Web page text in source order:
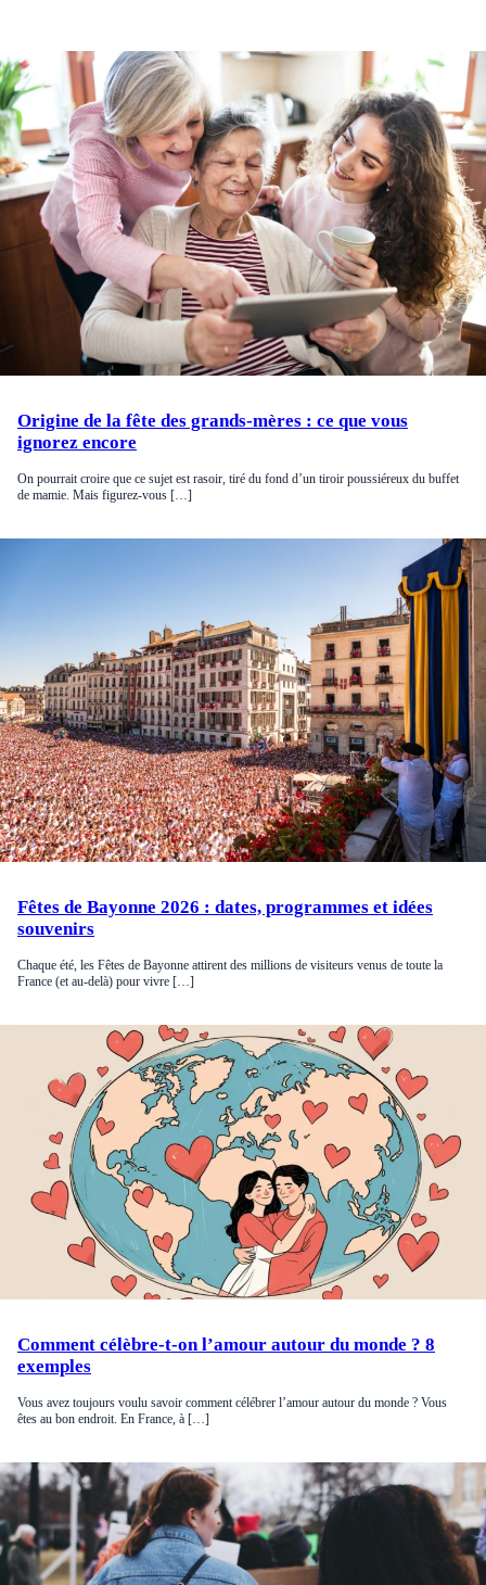
Origine de la fête des grands-mères : ce que vous
ignorez encore
On pourrait croire que ce sujet est rasoir, tiré du fond d’un tiroir poussiéreux du buffet
de mamie. Mais figurez-vous […]
Fêtes de Bayonne 2026 : dates, programmes et idées
souvenirs
Chaque été, les Fêtes de Bayonne attirent des millions de visiteurs venus de toute la
France (et au-delà) pour vivre […]
Comment célèbre-t-on l’amour autour du monde ? 8
exemples
Vous avez toujours voulu savoir comment célébrer l’amour autour du monde ? Vous
êtes au bon endroit. En France, à […]